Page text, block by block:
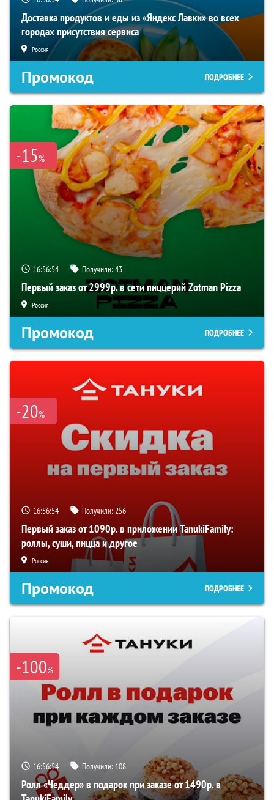
Доставка продуктов и еды из «Яндекс Лавки» во всех
городах присутствия сервиса
Россия
Промокод ПОДРОБНЕЕ
-15%
16:56:54 Получили:43
Первый заказ от 2999р. в сети пиццерий Zotman Pizza
Россия
Промокод ПОДРОБНЕЕ
-20%
16:56:54 Получили:256
Первый заказ от 1090р. в приложении TanukiFamily:
роллы, суши, пицца и другое
Россия
Промокод ПОДРОБНЕЕ
-100%
16:56:54 Получили: 108
Ролл «Чеддер» в подарок при заказе от 1490р. в